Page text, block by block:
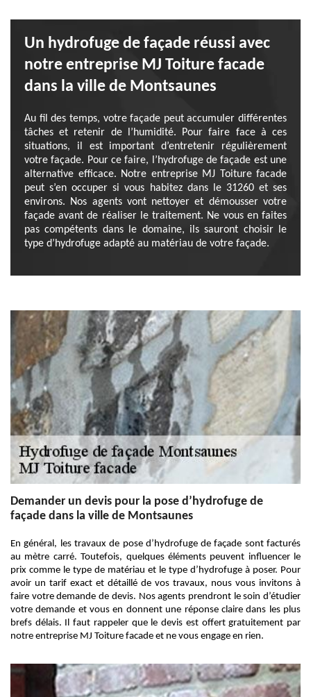
Un hydrofuge de façade réussi avec
notre entreprise MJ Toiture facade
dans la ville de Montsaunes
Au fil des temps, votre façade peut accumuler différentes
tâches et retenir de l’humidité. Pour faire face à ces
situations, il est important d’entretenir régulièrement
votre façade. Pour ce faire, l’hydrofuge de façade est une
alternative efficace. Notre entreprise MJ Toiture facade
peut s’en occuper si vous habitez dans le 31260 et ses
environs. Nos agents vont nettoyer et démousser votre
façade avant de réaliser le traitement. Ne vous en faites
pas compétents dans le domaine, ils sauront choisir le
type d’hydrofuge adapté au matériau de votre façade.
Demander un devis pour la pose d’hydrofuge de
façade dans la ville de Montsaunes
En général, les travaux de pose d’hydrofuge de façade sont facturés
au mètre carré. Toutefois, quelques éléments peuvent influencer le
prix comme le type de matériau et le type d’hydrofuge à poser. Pour
avoir un tarif exact et détaillé de vos travaux, nous vous invitons à
faire votre demande de devis. Nos agents prendront le soin d’étudier
votre demande et vous en donnent une réponse claire dans les plus
brefs délais. Il faut rappeler que le devis est offert gratuitement par
notre entreprise MJ Toiture facade et ne vous engage en rien.